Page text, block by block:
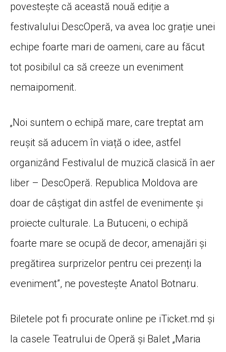
povestește că această nouă ediție a
festivalului DescOperă, va avea loc grație unei
echipe foarte mari de oameni, care au făcut
tot posibilul ca să creeze un eveniment
nemaipomenit.
„Noi suntem o echipă mare, care treptat am
reușit să aducem în viață o idee, astfel
organizând Festivalul de muzică clasică în aer
liber – DescOperă. Republica Moldova are
doar de câștigat din astfel de evenimente și
proiecte culturale. La Butuceni, o echipă
foarte mare se ocupă de decor, amenajări și
pregătirea surprizelor pentru cei prezenți la
eveniment”, ne povestește Anatol Botnaru.
Biletele pot fi procurate online pe iTicket.md și
la casele Teatrului de Operă și Balet „Maria